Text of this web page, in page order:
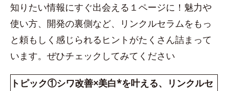
知りたい情報にすぐ出会える１ページに！魅力や
使い方、開発の裏側など、リンクルセラムをもっ
と頼もしく感じられるヒントがたくさん詰まって
います。ぜひチェックしてみてください
トピック①シワ改善×美白*を叶える、リンクルセ